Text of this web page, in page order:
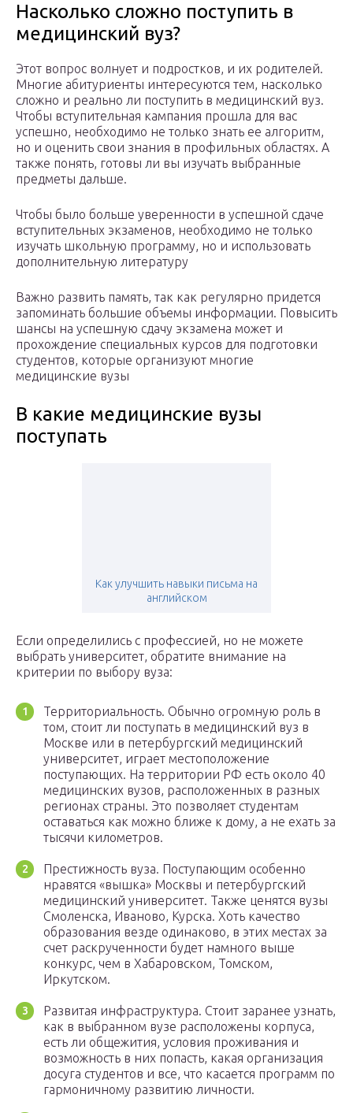
Насколько сложно поступить в
медицинский вуз?
Этот вопрос волнует и подростков, и их родителей.
Многие абитуриенты интересуются тем, насколько
сложно и реально ли поступить в медицинский вуз.
Чтобы вступительная кампания прошла для вас
успешно, необходимо не только знать ее алгоритм,
но и оценить свои знания в профильных областях. А
также понять, готовы ли вы изучать выбранные
предметы дальше.
Чтобы было больше уверенности в успешной сдаче
вступительных экзаменов, необходимо не только
изучать школьную программу, но и использовать
дополнительную литературу
Важно развить память, так как регулярно придется
запоминать большие объемы информации. Повысить
шансы на успешную сдачу экзамена может и
прохождение специальных курсов для подготовки
студентов, которые организуют многие
медицинские вузы
В какие медицинские вузы
поступать
Как улучшить навыки письма на
английском
Если определились с профессией, но не можете
выбрать университет, обратите внимание на
критерии по выбору вуза:
Территориальность. Обычно огромную роль в
том, стоит ли поступать в медицинский вуз в
Москве или в петербургский медицинский
университет, играет местоположение
поступающих. На территории РФ есть около 40
медицинских вузов, расположенных в разных
регионах страны. Это позволяет студентам
оставаться как можно ближе к дому, а не ехать за
тысячи километров.
Престижность вуза. Поступающим особенно
нравятся «вышка» Москвы и петербургский
медицинский университет. Также ценятся вузы
Смоленска, Иваново, Курска. Хоть качество
образования везде одинаково, в этих местах за
счет раскрученности будет намного выше
конкурс, чем в Хабаровском, Томском,
Иркутском.
Развитая инфраструктура. Стоит заранее узнать,
как в выбранном вузе расположены корпуса,
есть ли общежития, условия проживания и
возможность в них попасть, какая организация
досуга студентов и все, что касается программ по
гармоничному развитию личности.